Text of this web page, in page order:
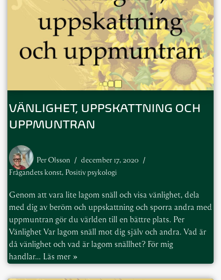
VÄNLIGHET, UPPSKATTNING OCH
UPPMUNTRAN
Per Olsson
december 17, 2020
Frågandets konst, Positiv psykologi
Genom att vara lite lagom snäll och visa vänlighet, dela
med dig av beröm och uppskattning och sporra andra med
uppmuntran gör du världen till en bättre plats. Per
Vänlighet Var lagom snäll mot dig själv och andra. Vad är
då vänlighet och vad är lagom snällhet? För mig
handlar… Läs mer »